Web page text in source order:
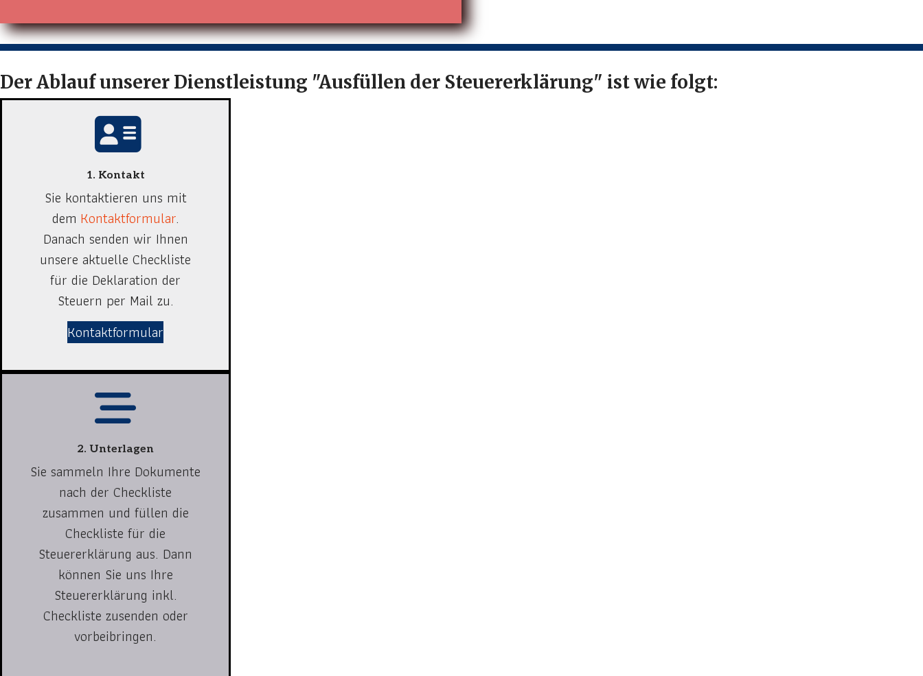
Der Ablauf unserer Dienstleistung "Ausfüllen der Steuererklärung" ist wie folgt:
1. Kontakt
Sie kontaktieren uns mit
dem Kontaktformular.
Danach senden wir Ihnen
unsere aktuelle Checkliste
für die Deklaration der
Steuern per Mail zu.
Kontaktformular
2. Unterlagen
Sie sammeln Ihre Dokumente
nach der Checkliste
zusammen und füllen die
Checkliste für die
Steuererklärung aus. Dann
können Sie uns Ihre
Steuererklärung inkl.
Checkliste zusenden oder
vorbeibringen.